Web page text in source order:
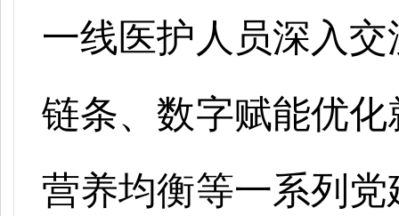
一线医护人员深入
链条、数字赋能优
营养均衡等一系列